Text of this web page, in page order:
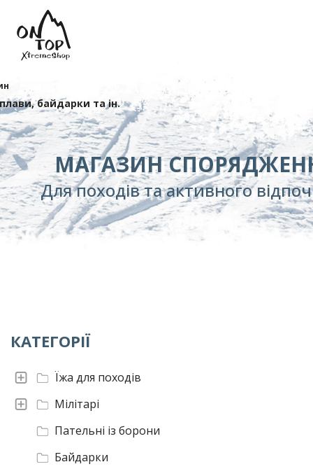
байдарки та ін.
МАГАЗИН
Для походів та активного
КАТЕГОРІЇ
Байдарки
Пательні із борони
Мілітарі
Їжа для походів